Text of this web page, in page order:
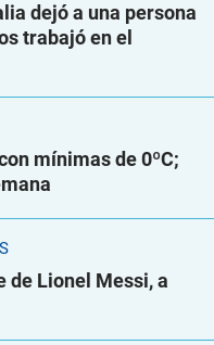
dejó a una persona
trabajó en el
mínimas de 0ºC;
de Lionel Messi, a